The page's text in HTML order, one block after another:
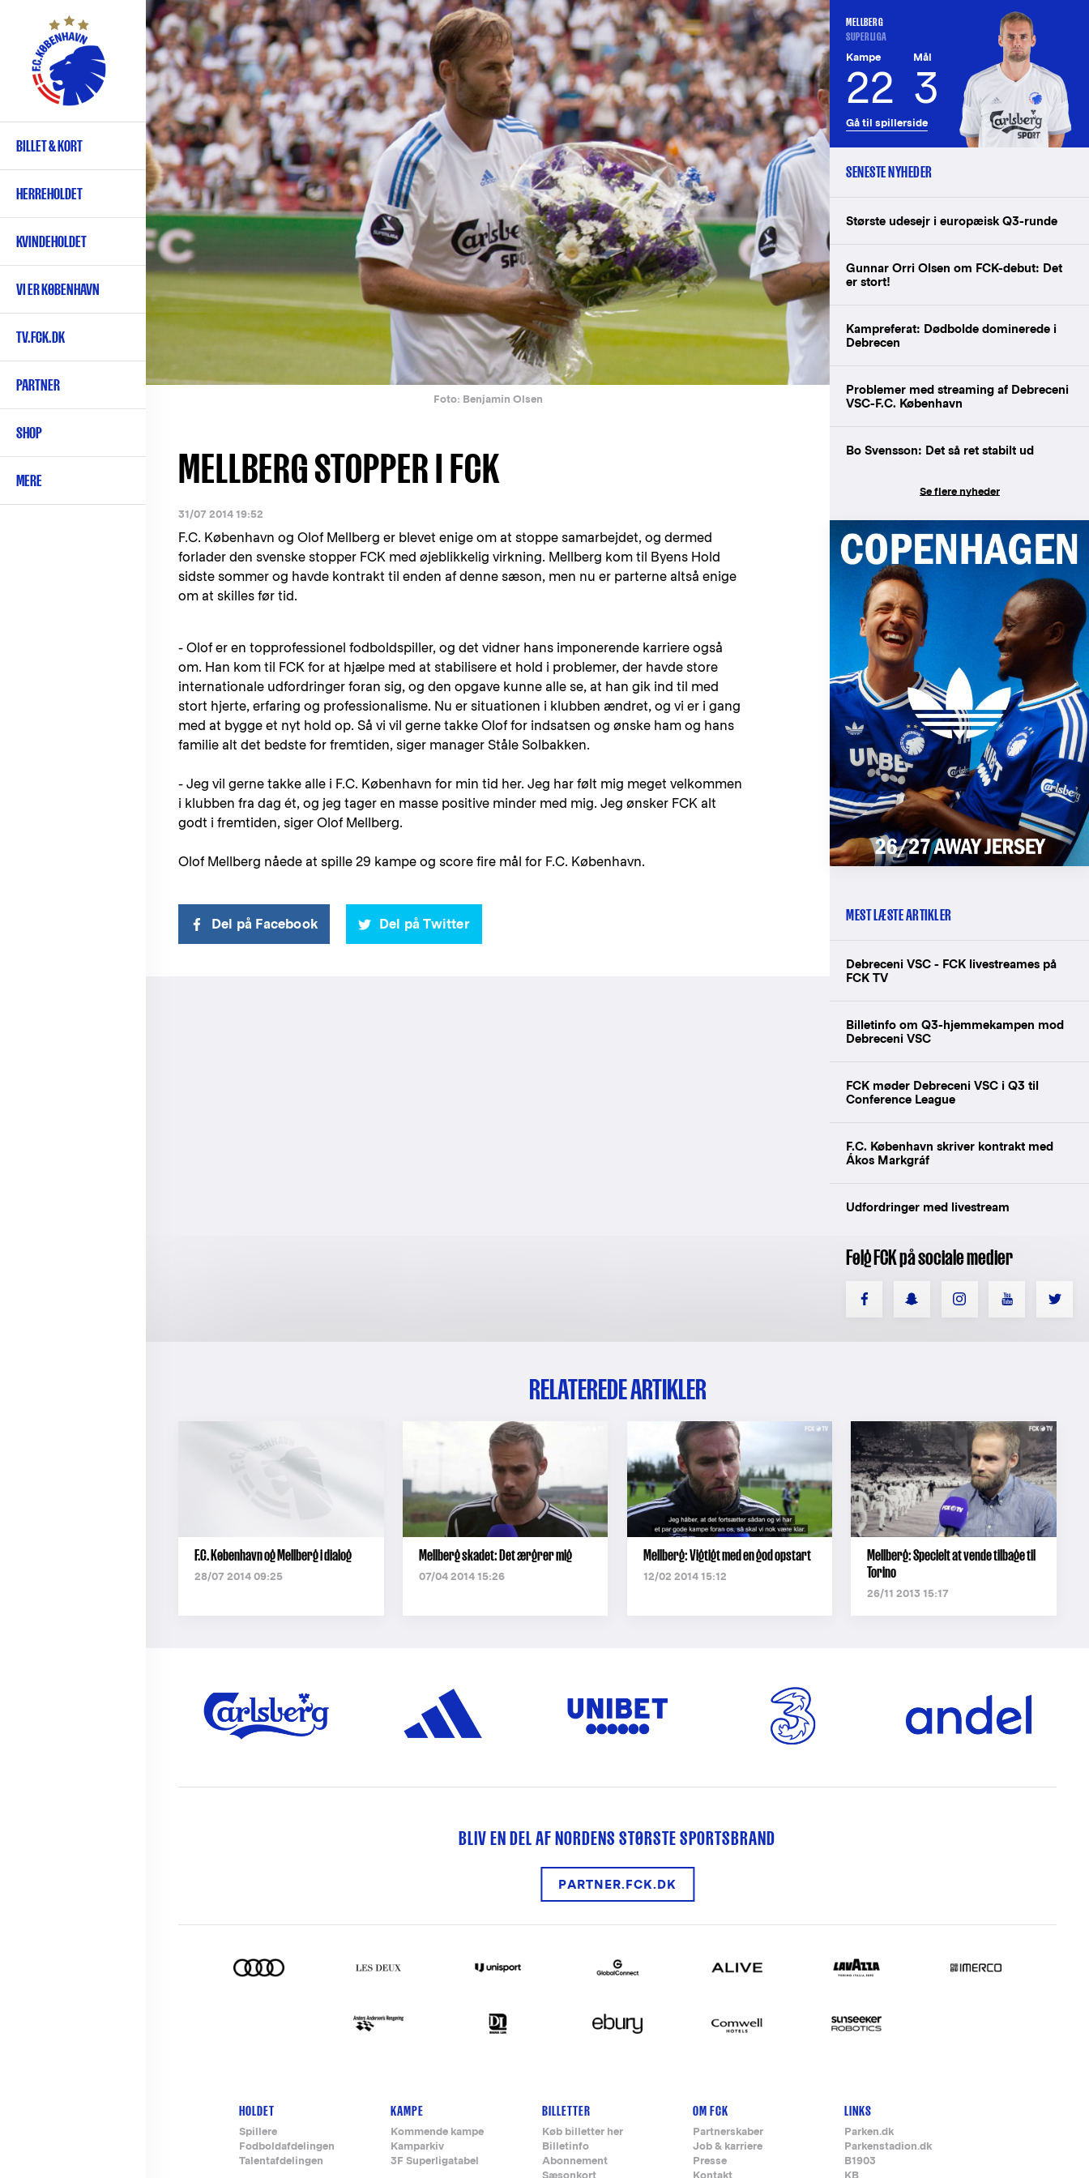
hovedindhold
Primær
navigation
BILLET & KORT
HERREHOLDET
KVINDEHOLDET
VI ER KØBENHAVN
TV.FCK.DK
PARTNER
SHOP
MERE
Foto: Benjamin Olsen
MELLBERG STOPPER I FCK
31/07 2014 19:52
F.C. København og Olof Mellberg er blevet enige om at stoppe samarbejdet, og dermed
forlader den svenske stopper FCK med øjeblikkelig virkning. Mellberg kom til Byens Hold
sidste sommer og havde kontrakt til enden af denne sæson, men nu er parterne altså enige
om at skilles før tid.
- Olof er en topprofessionel fodboldspiller, og det vidner hans imponerende karriere også
om. Han kom til FCK for at hjælpe med at stabilisere et hold i problemer, der havde store
internationale udfordringer foran sig, og den opgave kunne alle se, at han gik ind til med
stort hjerte, erfaring og professionalisme. Nu er situationen i klubben ændret, og vi er i gang
med at bygge et nyt hold op. Så vi vil gerne takke Olof for indsatsen og ønske ham og hans
familie alt det bedste for fremtiden, siger manager Ståle Solbakken.
- Jeg vil gerne takke alle i F.C. København for min tid her. Jeg har følt mig meget velkommen
i klubben fra dag ét, og jeg tager en masse positive minder med mig. Jeg ønsker FCK alt
godt i fremtiden, siger Olof Mellberg.
Olof Mellberg nåede at spille 29 kampe og score fire mål for F.C. København.
Del på Facebook Del på Twitter
MELLBERG
SUPERLIGA
Kampe
22
Mål
3
Gå til spillerside
SENESTE NYHEDER
Største udesejr i europæisk Q3-runde
Gunnar Orri Olsen om FCK-debut: Det
er stort!
Kampreferat: Dødbolde dominerede i
Debrecen
Problemer med streaming af Debreceni
VSC-F.C. København
Bo Svensson: Det så ret stabilt ud
Se flere nyheder
MEST LÆSTE ARTIKLER
Debreceni VSC - FCK livestreames på
FCK TV
Billetinfo om Q3-hjemmekampen mod
Debreceni VSC
FCK møder Debreceni VSC i Q3 til
Conference League
F.C. København skriver kontrakt med
Ákos Markgráf
Udfordringer med livestream
Følg FCK på sociale medier
RELATEREDE ARTIKLER
F.C. København og Mellberg i dialog
28/07 2014 09:25
Mellberg skadet: Det ærgrer mig
07/04 2014 15:26
Mellberg: Vigtigt med en god opstart
12/02 2014 15:12
Mellberg: Specielt at vende tilbage til
Torino
26/11 2013 15:17
BLIV EN DEL AF NORDENS STØRSTE SPORTSBRAND
PARTNER.FCK.DK
Footer-
menu
HOLDET
Spillere
Fodboldafdelingen
Talentafdelingen
KAMPE
Kommende kampe
Kamparkiv
3F Superligatabel
BILLETTER
Køb billetter her
Billetinfo
Abonnement
Sæsonkort
OM FCK
Partnerskaber
Job & karriere
Presse
Kontakt
LINKS
Parken.dk
Parkenstadion.dk
B1903
KB